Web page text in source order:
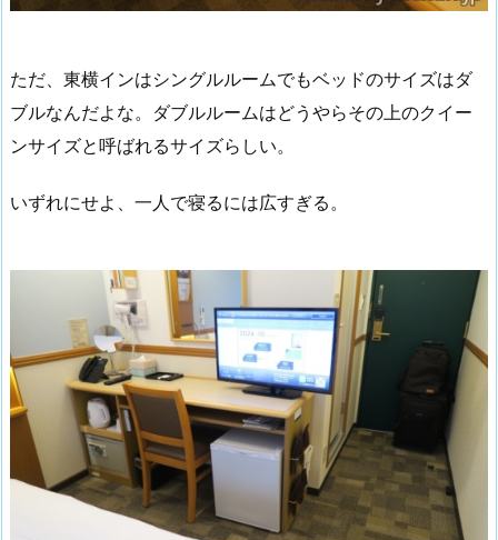
ただ、東横インはシングルルームでもベッドのサイズはダ
ブルなんだよな。ダブルルームはどうやらその上のクイー
ンサイズと呼ばれるサイズらしい。
いずれにせよ、一人で寝るには広すぎる。